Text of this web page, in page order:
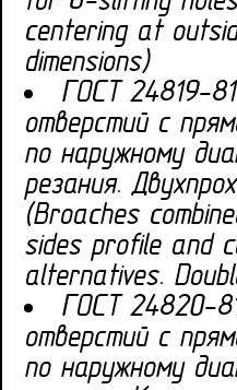
centering at
dimensions)
ГОСТ 24819-
отверстий с
по наружному
резания.
(Broaches
sides profile and
alternatives.
ГОСТ 24820-
отверстий с
по наружному